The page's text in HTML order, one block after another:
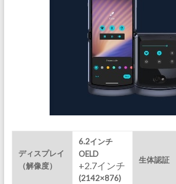
ディスプレイ
（解像度）
6.2インチ
OELD
+2.7インチ
(2142×876)
生体認証